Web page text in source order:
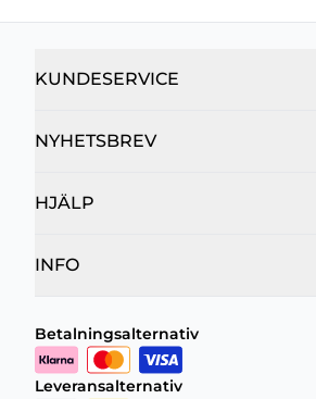
KUNDESERVICE
NYHETSBREV
HJÄLP
INFO
Betalningsalternativ
Leveransalternativ